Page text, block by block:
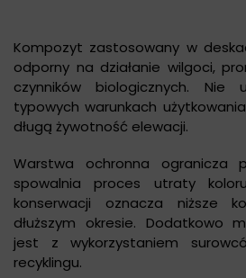
Kompozyt zastosowany w
odporny na działanie wilgoci,
czynników biologicznych.
typowych warunkach
długą żywotność elewacji.
Warstwa ochronna ogranicza
spowalnia proces utraty
konserwacji oznacza niższe
dłuższym okresie. Dodatkowo
jest z wykorzystaniem
recyklingu.